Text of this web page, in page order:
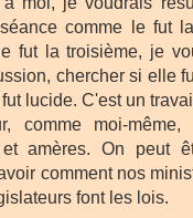
comme le fut
fut la troisième, je
chercher si elle
lucide. C'est un
comme moi-
et amères. On peut
comment nos
font les lois.